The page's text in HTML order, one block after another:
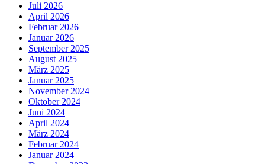
Juli 2026
April 2026
Februar 2026
Januar 2026
September 2025
August 2025
März 2025
Januar 2025
November 2024
Oktober 2024
Juni 2024
April 2024
März 2024
Februar 2024
Januar 2024